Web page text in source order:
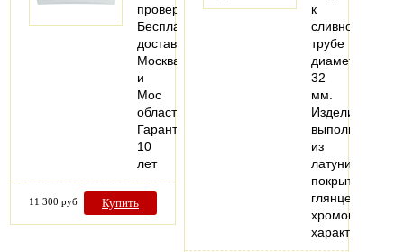
проверки
Бесплатная
доставка
Москва
и
Мос
область
Гарантия
10
лет
11 300 руб Купить
к
сливной
трубе
диаметром
32
мм.
Изделие
выполнено
из
латуни,
покрытой
глянцевым